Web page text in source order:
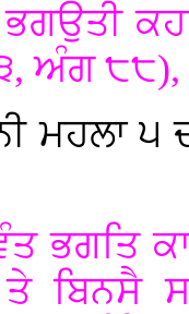
ਅੰਗ ੮੮),
ਮਹਲਾ ੫
ਭਗਤਿ
ਬਿਨਸੈ